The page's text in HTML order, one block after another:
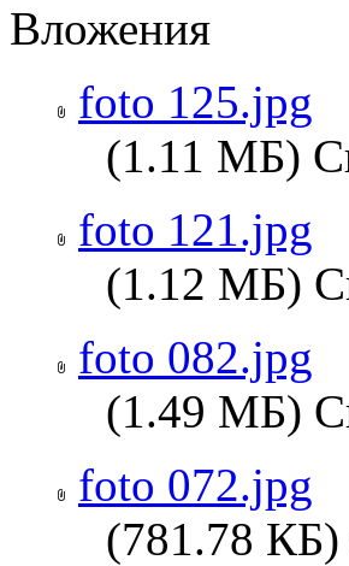
Вложения
foto 125.jpg
(1.11 МБ)
foto 121.jpg
(1.12 МБ)
foto 082.jpg
(1.49 МБ)
foto 072.jpg
(781.78 КБ)